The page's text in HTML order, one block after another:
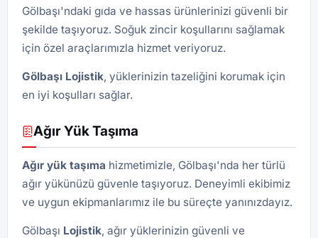
Gölbaşı'ndaki gıda ve hassas ürünlerinizi güvenli bir
şekilde taşıyoruz. Soğuk zincir koşullarını sağlamak
için özel araçlarımızla hizmet veriyoruz.
Gölbaşı Lojistik, yüklerinizin tazeliğini korumak için
en iyi koşulları sağlar.
Ağır Yük Taşıma
Ağır yük taşıma hizmetimizle, Gölbaşı'nda her türlü
ağır yükünüzü güvenle taşıyoruz. Deneyimli ekibimiz
ve uygun ekipmanlarımız ile bu süreçte yanınızdayız.
Gölbaşı Lojistik, ağır yüklerinizin güvenli ve